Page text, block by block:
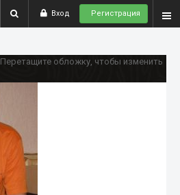
Вход Регистрация
Перетащите обложку, чтобы изменить